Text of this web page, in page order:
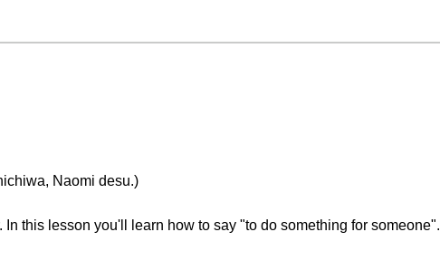
Naomi desu.)
In this lesson you'll learn how to say "to do something for someone".